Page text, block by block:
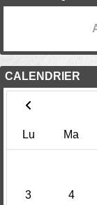
CALENDRIER
Lu Ma
3 4